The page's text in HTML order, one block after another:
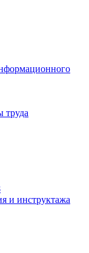
труда
и инструктажа